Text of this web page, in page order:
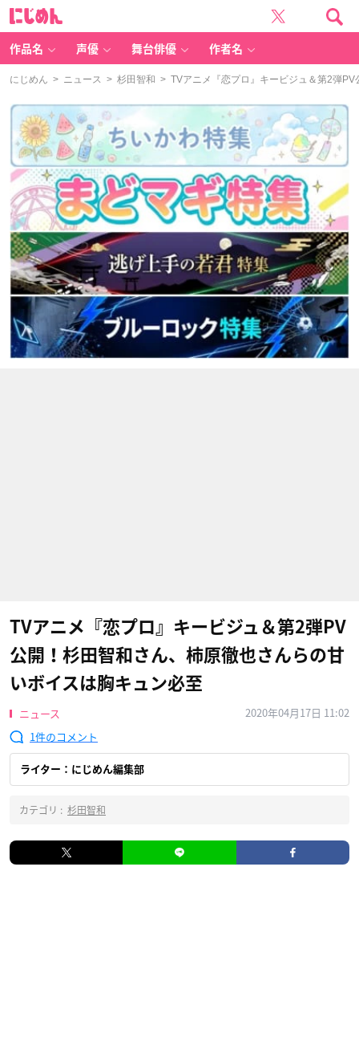
作品名 声優 舞台俳優 作者名
にじめん > ニュース > 杉田智和 > TVアニメ『恋プロ』キービジュ＆第2弾
TVアニメ『恋プロ』キービジュ＆第2弾PV
公開！杉田智和さん、柿原徹也さんらの甘
いボイスは胸キュン必至
ニュース
2020年04月17日 11:02
1
ライター：にじめん編集部
カテゴリ : 杉田智和